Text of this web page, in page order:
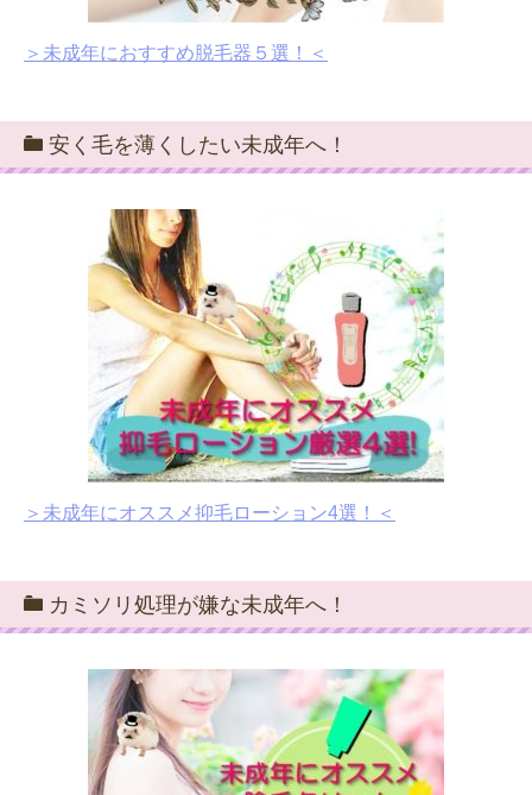
＞未成年におすすめ脱毛器５選！＜
安く毛を薄くしたい未成年へ！
＞未成年にオススメ抑毛ローション4選！＜
カミソリ処理が嫌な未成年へ！